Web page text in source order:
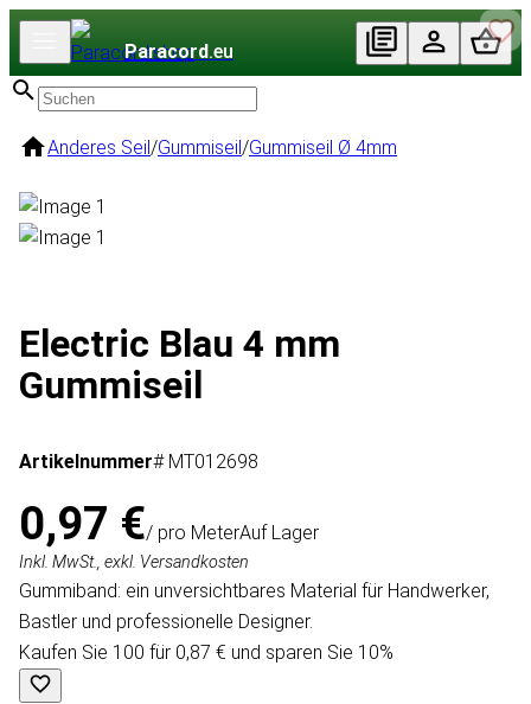
Paracord.eu
Anderes Seil/Gummiseil/Gummiseil Ø 4mm
Electric Blau 4 mm
Gummiseil
Artikelnummer# MT012698
0,97 €/ pro MeterAuf Lager
Inkl. MwSt., exkl. Versandkosten
Gummiband: ein unversichtbares Material für Handwerker,
Bastler und professionelle Designer.
Kaufen Sie 100 für 0,87 € und sparen Sie 10%